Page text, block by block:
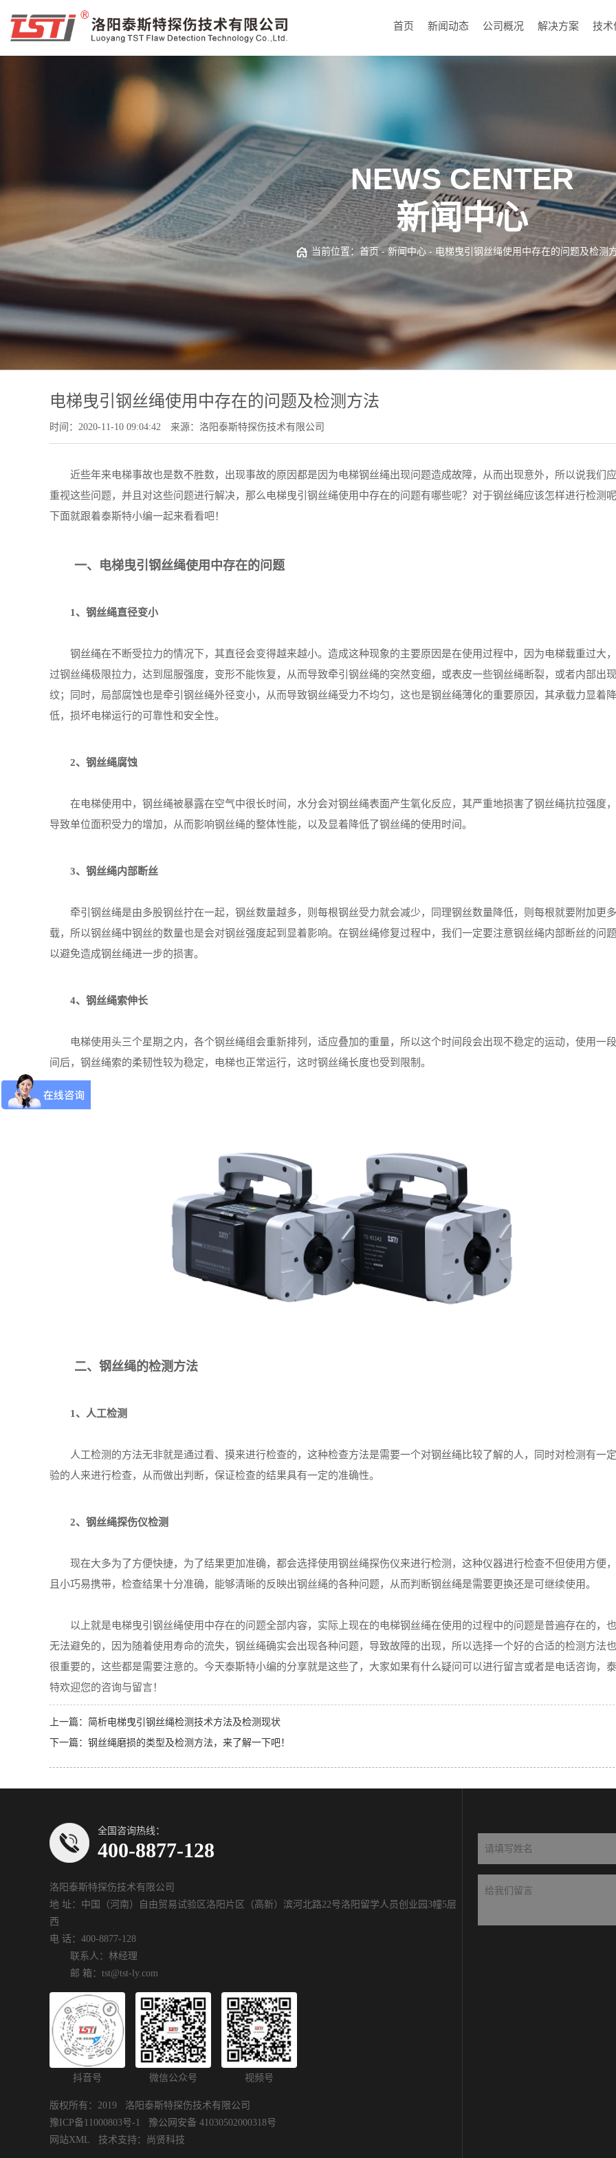
首页 新闻动态 公司概况 解决方案 技术
NEWS CENTER
新闻中心
当前位置： 首页- 新闻中心 - 电梯曳引钢丝绳使用中存在的问题及检测
电梯曳引钢丝绳使用中存在的问题及检测方法
时间：2020-11-10 09:04:42 来源：洛阳泰斯特探伤技术有限公司
近些年来电梯事故也是数不胜数，出现事故的原因都是因为电梯钢丝绳出现问题造成故障，从而出现意外，所以说我们
重视这些问题，并且对这些问题进行解决，那么电梯曳引钢丝绳使用中存在的问题有哪些呢？对于钢丝绳应该怎样进行检测
下面就跟着泰斯特小编一起来看看吧！
一、电梯曳引钢丝绳使用中存在的问题
1、钢丝绳直径变小
钢丝绳在不断受拉力的情况下，其直径会变得越来越小。造成这种现象的主要原因是在使用过程中，因为电梯载重过大
过钢丝绳极限拉力，达到屈服强度，变形不能恢复，从而导致牵引钢丝绳的突然变细，或表皮一些钢丝绳断裂，或者内部出
纹；同时，局部腐蚀也是牵引钢丝绳外径变小，从而导致钢丝绳受力不均匀，这也是钢丝绳薄化的重要原因，其承载力显着降
低，损坏电梯运行的可靠性和安全性。
2、钢丝绳腐蚀
在电梯使用中，钢丝绳被暴露在空气中很长时间，水分会对钢丝绳表面产生氧化反应，其严重地损害了钢丝绳抗拉强度
导致单位面积受力的增加，从而影响钢丝绳的整体性能，以及显着降低了钢丝绳的使用时间。
3、钢丝绳内部断丝
牵引钢丝绳是由多股钢丝拧在一起，钢丝数量越多，则每根钢丝受力就会减少，同理钢丝数量降低，则每根就要附加更
载，所以钢丝绳中钢丝的数量也是会对钢丝强度起到显着影响。在钢丝绳修复过程中，我们一定要注意钢丝绳内部断丝的问
以避免造成钢丝绳进一步的损害。
4、钢丝绳索伸长
电梯使用头三个星期之内，各个钢丝绳组会重新排列，适应叠加的重量，所以这个时间段会出现不稳定的运动，使用一
间后，钢丝绳索的柔韧性较为稳定，电梯也正常运行，这时钢丝绳长度也受到限制。
二、钢丝绳的检测方法
1、人工检测
人工检测的方法无非就是通过看、摸来进行检查的，这种检查方法是需要一个对钢丝绳比较了解的人，同时对检测有一
验的人来进行检查，从而做出判断，保证检查的结果具有一定的准确性。
2、钢丝绳探伤仪检测
现在大多为了方便快捷，为了结果更加准确，都会选择使用钢丝绳探伤仪来进行检测，这种仪器进行检查不但使用方便
且小巧易携带，检查结果十分准确，能够清晰的反映出钢丝绳的各种问题，从而判断钢丝绳是需要更换还是可继续使用。
以上就是电梯曳引钢丝绳使用中存在的问题全部内容，实际上现在的电梯钢丝绳在使用的过程中的问题是普遍存在的，
无法避免的，因为随着使用寿命的流失，钢丝绳确实会出现各种问题，导致故障的出现，所以选择一个好的合适的检测方法
很重要的，这些都是需要注意的。今天泰斯特小编的分享就是这些了，大家如果有什么疑问可以进行留言或者是电话咨询，
特欢迎您的咨询与留言！
上一篇： 简析电梯曳引钢丝绳检测技术方法及检测现状
下一篇： 钢丝绳磨损的类型及检测方法，来了解一下吧！
全国咨询热线：
400-8877-128
洛阳泰斯特探伤技术有限公司
地 址：中国（河南）自由贸易试验区洛阳片区（高新）滨河北路22号洛阳留学人员创业园3幢5层
西
电 话：400-8877-128
联系人：林经理
邮 箱：tst@tst-ly.com
抖音号 微信公众号 视频号
版权所有：2019 洛阳泰斯特探伤技术有限公司
豫ICP备11000803号-1
豫公网安备 41030502000318号
网站XML 技术支持： 尚贤科技